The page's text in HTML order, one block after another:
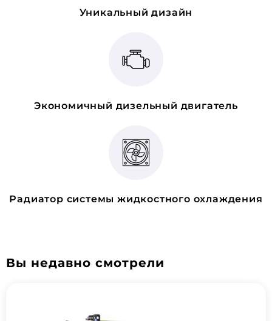
Уникальный дизайн
Экономичный дизельный двигатель
Радиатор системы жидкостного охлаждения
Вы недавно смотрели